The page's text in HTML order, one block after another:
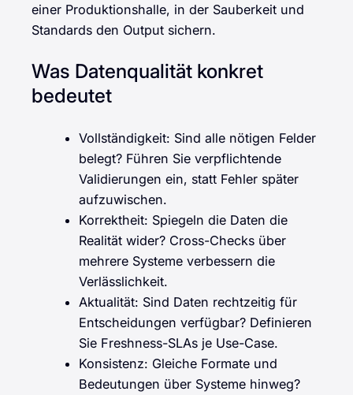
einer Produktionshalle, in der Sauberkeit und
Standards den Output sichern.
Was Datenqualität konkret
bedeutet
Vollständigkeit: Sind alle nötigen Felder
belegt? Führen Sie verpflichtende
Validierungen ein, statt Fehler später
aufzuwischen.
Korrektheit: Spiegeln die Daten die
Realität wider? Cross-Checks über
mehrere Systeme verbessern die
Verlässlichkeit.
Aktualität: Sind Daten rechtzeitig für
Entscheidungen verfügbar? Definieren
Sie Freshness-SLAs je Use-Case.
Konsistenz: Gleiche Formate und
Bedeutungen über Systeme hinweg?